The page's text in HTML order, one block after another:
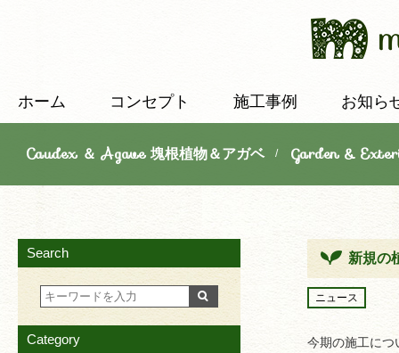
ホーム コンセプト 施工事例 お知ら
Caudex ＆ Agave 塊根植物＆アガベ/Garden &
新規の
ニュース
今期の施工につ
Search
Category